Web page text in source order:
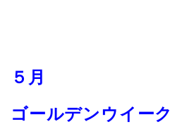
５月
ゴールデンウイーク